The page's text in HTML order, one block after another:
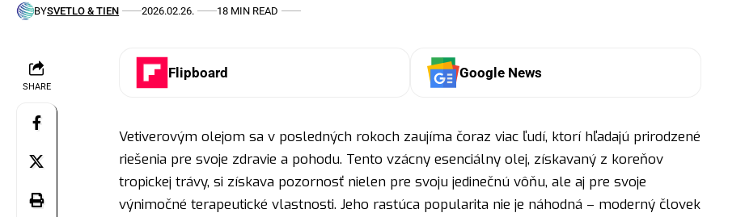
BYSVETLO & TIEN 2026.02.26. 18 MIN READ
SHARE
Flipboard Google News
Vetiverovým olejom sa v posledných rokoch zaujíma čoraz viac ľudí, ktorí hľadajú prirodzené
riešenia pre svoje zdravie a pohodu. Tento vzácny esenciálny olej, získavaný z koreňov
tropickej trávy, si získava pozornosť nielen pre svoju jedinečnú vôňu, ale aj pre svoje
výnimočné terapeutické vlastnosti. Jeho rastúca popularita nie je náhodná – moderný človek